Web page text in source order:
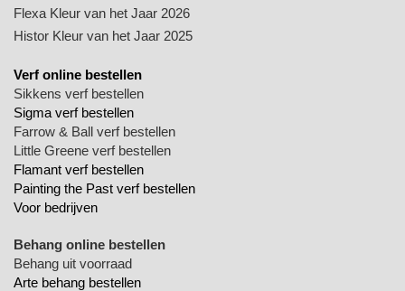
Flexa Kleur van het Jaar 2026
Histor Kleur van het Jaar 2025
Verf online bestellen
Sikkens verf bestellen
Sigma verf bestellen
Farrow & Ball verf bestellen
Little Greene verf bestellen
Flamant verf bestellen
Painting the Past verf bestellen
Voor bedrijven
Behang online bestellen
Behang uit voorraad
Arte behang bestellen